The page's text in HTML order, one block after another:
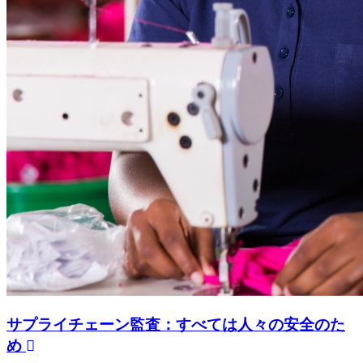
サプライチェーン監査：すべては人々の安全のた
め